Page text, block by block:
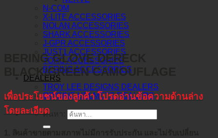
N-COM
X-LITE ACCESSORIES
NOLAN ACCESSORIES
SHARK ACCESSORIES
J-GPR ACCESSORIES
JUST1 ACCESSORIES
TORC ACCESSORIES
BERING ACCESSORIES
DEALERS
TROY LEE DESIGNS DEALERS
ORIGINE HELMETS DEALERS
ค้นหา:
BERING GLOVE DERECK
BLACK/GREEN CAMOUFLAGE
เพื่อประโยชน์ของลูกค้า โปรดอ่านข้อความด้านล่าง
โดยละเอียด